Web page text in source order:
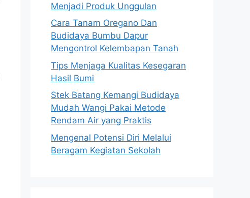
Menjadi Produk Unggulan
Cara Tanam Oregano Dan
Budidaya Bumbu Dapur
Mengontrol Kelembapan Tanah
Tips Menjaga Kualitas Kesegaran
Hasil Bumi
Stek Batang Kemangi Budidaya
Mudah Wangi Pakai Metode
Rendam Air yang Praktis
Mengenal Potensi Diri Melalui
Beragam Kegiatan Sekolah